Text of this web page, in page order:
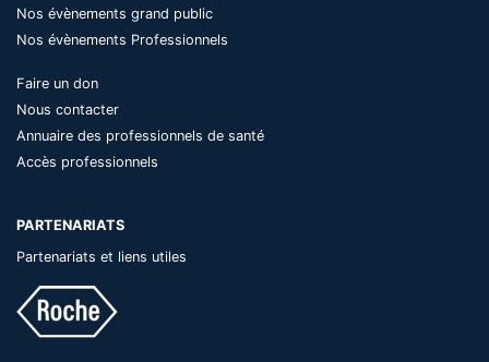
Nos évènements grand public
Nos évènements Professionnels
Faire un don
Nous contacter
Annuaire des professionnels de santé
Accès professionnels
PARTENARIATS
Partenariats et liens utiles